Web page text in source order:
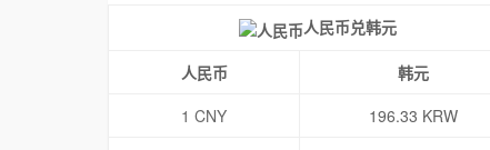
人民币兑韩元
人民币 韩元
1 CNY
196.33 KRW